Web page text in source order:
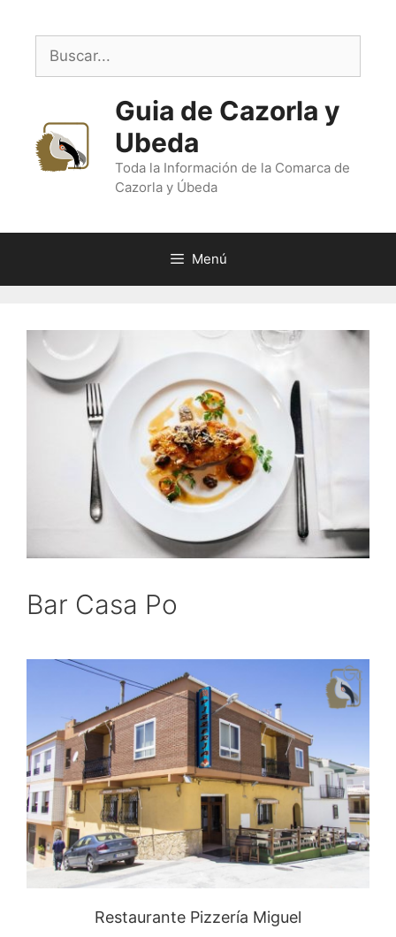
contenido
Buscar:
Guia de Cazorla y
Ubeda
Toda la Información de la Comarca de
Cazorla y Úbeda
Menú
Bar Casa Po
Restaurante Pizzería Miguel